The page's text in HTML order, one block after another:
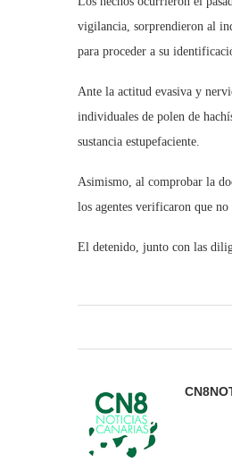
vigilancia, sorprendieron al
para proceder a su
Ante la actitud evasiva y
individuales de polen de
sustancia estupefaciente.
Asimismo, al comprobar la
los agentes verificaron que
El detenido, junto con las